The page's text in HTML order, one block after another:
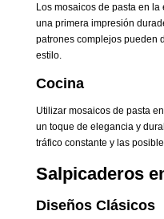
Los mosaicos de pasta en
una primera impresión
patrones complejos pueden
estilo.
Cocina
Utilizar mosaicos de pasta
un toque de elegancia y
tráfico constante y las
Salpicaderos
Diseños Clásicos